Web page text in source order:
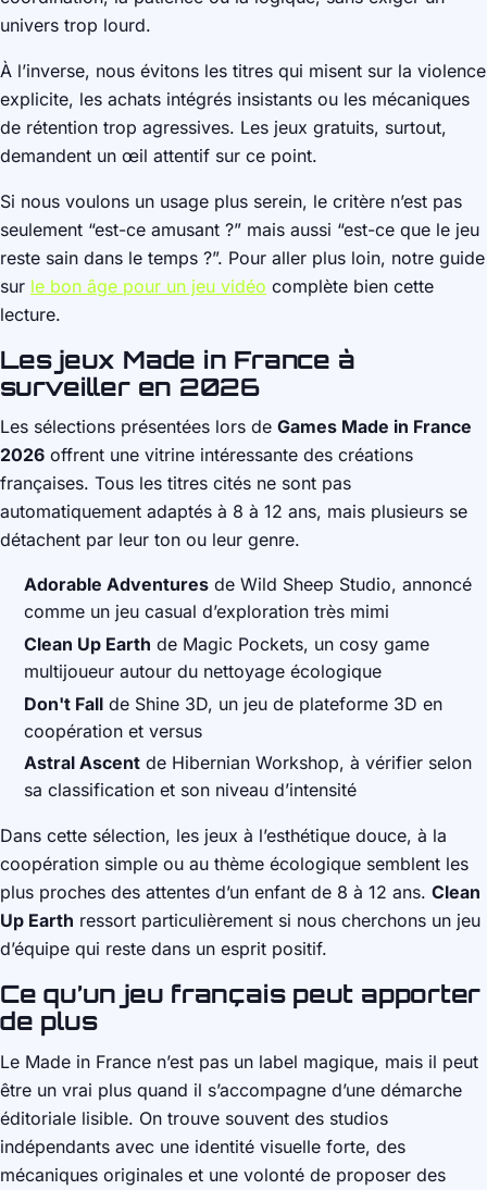
univers trop lourd.
À l’inverse, nous évitons les titres qui misent sur la violence
explicite, les achats intégrés insistants ou les mécaniques
de rétention trop agressives. Les jeux gratuits, surtout,
demandent un œil attentif sur ce point.
Si nous voulons un usage plus serein, le critère n’est pas
seulement “est-ce amusant ?” mais aussi “est-ce que le jeu
reste sain dans le temps ?”. Pour aller plus loin, notre guide
sur le bon âge pour un jeu vidéo complète bien cette
lecture.
Les jeux Made in France à
surveiller en 2026
Les sélections présentées lors de Games Made in France
2026 offrent une vitrine intéressante des créations
françaises. Tous les titres cités ne sont pas
automatiquement adaptés à 8 à 12 ans, mais plusieurs se
détachent par leur ton ou leur genre.
Adorable Adventures de Wild Sheep Studio, annoncé
comme un jeu casual d’exploration très mimi
Clean Up Earth de Magic Pockets, un cosy game
multijoueur autour du nettoyage écologique
Don't Fall de Shine 3D, un jeu de plateforme 3D en
coopération et versus
Astral Ascent de Hibernian Workshop, à vérifier selon
sa classification et son niveau d’intensité
Dans cette sélection, les jeux à l’esthétique douce, à la
coopération simple ou au thème écologique semblent les
plus proches des attentes d’un enfant de 8 à 12 ans. Clean
Up Earth ressort particulièrement si nous cherchons un jeu
d’équipe qui reste dans un esprit positif.
Ce qu’un jeu français peut apporter
de plus
Le Made in France n’est pas un label magique, mais il peut
être un vrai plus quand il s’accompagne d’une démarche
éditoriale lisible. On trouve souvent des studios
indépendants avec une identité visuelle forte, des
mécaniques originales et une volonté de proposer des